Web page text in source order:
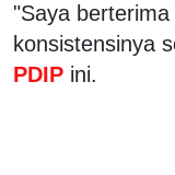
"Saya
konsistensinya
PDIP ini.